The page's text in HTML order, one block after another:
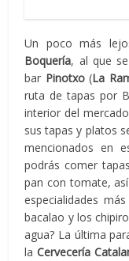
Un poco más
Boquería, al que
bar Pinotxo(La
ruta de tapas por
interior del
sus tapas y platos
mencionados en
podrás comer
pan con tomate,
especialidades
bacalao y los
agua? La última
laCervecería